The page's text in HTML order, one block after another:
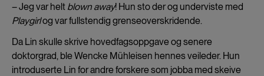
– Jeg var helt blown away! Hun sto der og underviste med
Playgirlog var fullstendig grenseoverskridende.
Da Lin skulle skrive hovedfagsoppgave og senere
doktorgrad, ble Wencke Mühleisen hennes veileder. Hun
introduserte Lin for andre forskere som jobba med skeive